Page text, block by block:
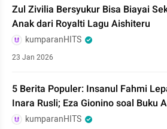
Zul Zivilia Bersyukur Bisa Biayai
Anak dari Royalti Lagu Aishiteru
kumparanHITS
23 Jan 2026
5 Berita Populer: Insanul Fahmi
Inara Rusli; Eza Gionino soal Buku
kumparanHITS